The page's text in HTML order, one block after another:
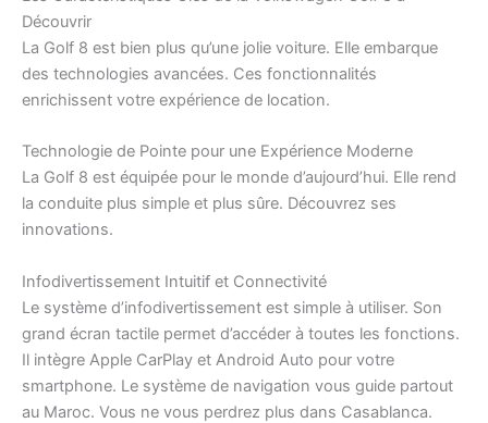
Découvrir
La Golf 8 est bien plus qu’une jolie voiture. Elle embarque
des technologies avancées. Ces fonctionnalités
enrichissent votre expérience de location.
Technologie de Pointe pour une Expérience Moderne
La Golf 8 est équipée pour le monde d’aujourd’hui. Elle rend
la conduite plus simple et plus sûre. Découvrez ses
innovations.
Infodivertissement Intuitif et Connectivité
Le système d’infodivertissement est simple à utiliser. Son
grand écran tactile permet d’accéder à toutes les fonctions.
Il intègre Apple CarPlay et Android Auto pour votre
smartphone. Le système de navigation vous guide partout
au Maroc. Vous ne vous perdrez plus dans Casablanca.